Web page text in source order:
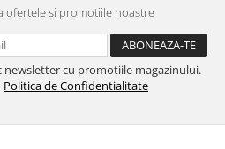
ofertele si promotiile noastre
newsletter cu promotiile magazinului.
Politica de Confidentialitate